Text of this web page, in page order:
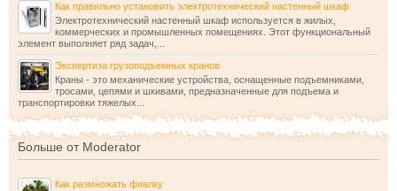
Как правильно установить электротехнический настенный шкаф
Электротехнический настенный шкаф используется в жилых,
коммерческих и промышленных помещениях. Этот функциональный
элемент выполняет ряд задач,...
Экспертиза грузоподъемных кранов
Краны - это механические устройства, оснащенные подъемниками,
тросами, цепями и шкивами, предназначенные для подъема и
транспортировки тяжелых...
Больше от Moderator
Как размножать фиалку